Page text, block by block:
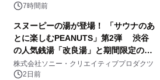
7時間前
スヌーピーの湯が登場！ 「サウナのあ
とに楽しむPEANUTS」第2弾 渋谷
の人気銭湯「改良湯」と期間限定のコ
ラボレーション サウナイキタイコラ
ボグッズも発売決定！
株式会社ソニー・クリエイティブプロダクツ
2日前